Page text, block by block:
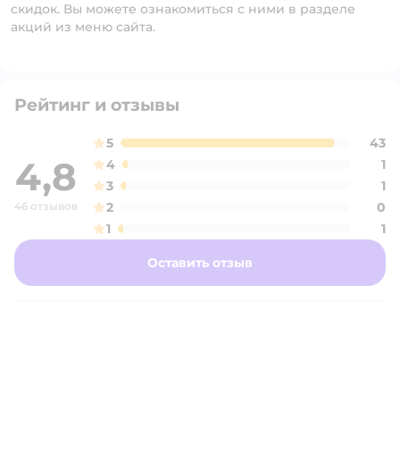
скидок. Вы можете ознакомиться с ними в разделе
акций из меню сайта.
Рейтинг и отзывы
4,8
46 отзывов
5
43
4
1
3
1
2
0
1
1
Оставить отзыв